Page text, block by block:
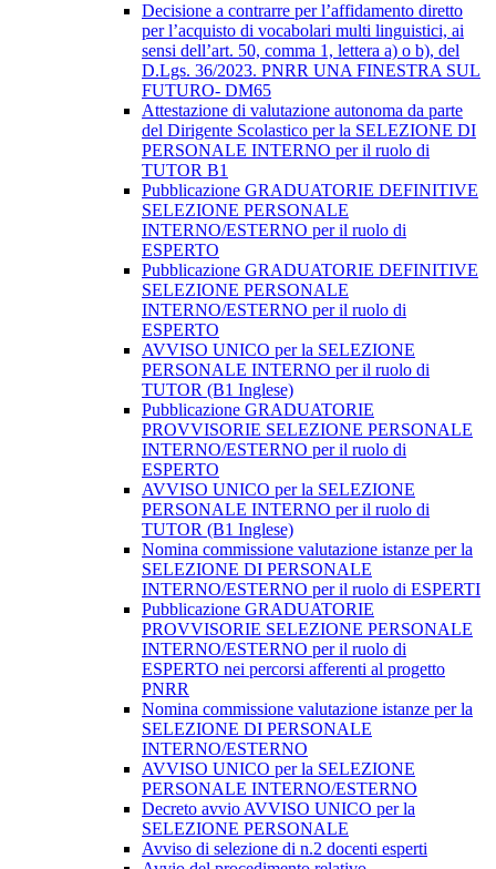
Decisione a contrarre per l’affidamento diretto
per l’acquisto di vocabolari multi linguistici, ai
sensi dell’art. 50, comma 1, lettera a) o b), del
D.Lgs. 36/2023. PNRR UNA FINESTRA SUL
FUTURO- DM65
Attestazione di valutazione autonoma da parte
del Dirigente Scolastico per la SELEZIONE DI
PERSONALE INTERNO per il ruolo di
TUTOR B1
Pubblicazione GRADUATORIE DEFINITIVE
SELEZIONE PERSONALE
INTERNO/ESTERNO per il ruolo di
ESPERTO
Pubblicazione GRADUATORIE DEFINITIVE
SELEZIONE PERSONALE
INTERNO/ESTERNO per il ruolo di
ESPERTO
AVVISO UNICO per la SELEZIONE
PERSONALE INTERNO per il ruolo di
TUTOR (B1 Inglese)
Pubblicazione GRADUATORIE
PROVVISORIE SELEZIONE PERSONALE
INTERNO/ESTERNO per il ruolo di
ESPERTO
AVVISO UNICO per la SELEZIONE
PERSONALE INTERNO per il ruolo di
TUTOR (B1 Inglese)
Nomina commissione valutazione istanze per la
SELEZIONE DI PERSONALE
INTERNO/ESTERNO per il ruolo di ESPERTI
Pubblicazione GRADUATORIE
PROVVISORIE SELEZIONE PERSONALE
INTERNO/ESTERNO per il ruolo di
ESPERTO nei percorsi afferenti al progetto
PNRR
Nomina commissione valutazione istanze per la
SELEZIONE DI PERSONALE
INTERNO/ESTERNO
AVVISO UNICO per la SELEZIONE
PERSONALE INTERNO/ESTERNO
Decreto avvio AVVISO UNICO per la
SELEZIONE PERSONALE
Avviso di selezione di n.2 docenti esperti